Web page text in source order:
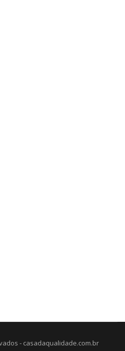
- casadaqualidade.com.br